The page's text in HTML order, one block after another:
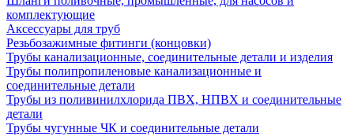
комплектующие
Аксессуары для труб
Резьбозажимные фитинги (концовки)
Трубы канализационные, соединительные детали и изделия
Трубы полипропиленовые канализационные и
соединительные детали
Трубы из поливинилхлорида ПВХ, НПВХ и соединительные
детали
Трубы чугунные ЧК и соединительные детали